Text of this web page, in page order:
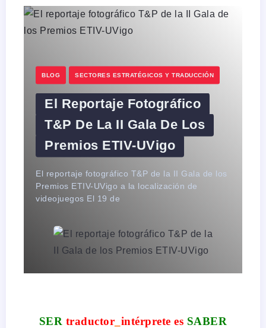
BLOG SECTORES ESTRATÉGICOS Y TRADUCCIÓN
El Reportaje Fotográfico
T&P De La II Gala De Los
Premios ETIV-UVigo
El reportaje fotográfico T&P de la II Gala de los
Premios ETIV-UVigo a la localización de
videojuegos El 19 de
SER traductor intérprete es SABER